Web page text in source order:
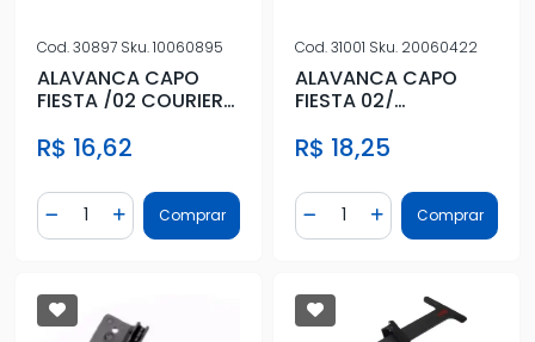
Cod.30897 Sku.10060895
ALAVANCA CAPO
FIESTA /02 COURIER
ZETEC 97/
R$ 16,62
Diminuir Quantidade
Quantidade
Adicionar Quantidade
Comprar
Cod.31001 Sku. 20060422
ALAVANCA CAPO
FIESTA 02/
R$ 18,25
Diminuir Quantidade
Quantidade
AdicionarComprar